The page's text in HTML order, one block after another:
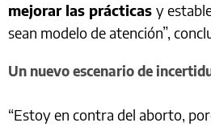
mejorar las prácticas y
sean modelo de atención”,
Un nuevo escenario de
“Estoy en contra del aborto,